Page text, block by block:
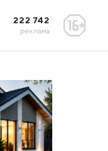
222 742
реклама